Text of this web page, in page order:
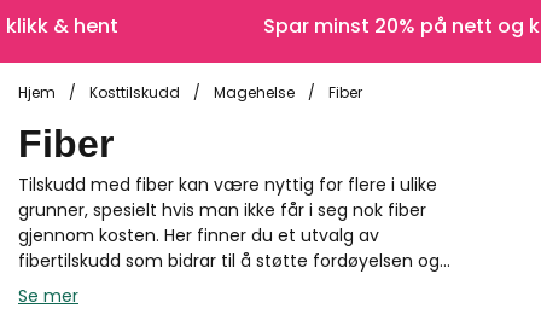
& hent Spar minst 20% på nett og
Hjem / Kosttilskudd / Magehelse / Fiber
Fiber
Tilskudd med fiber kan være nyttig for flere i ulike
grunner, spesielt hvis man ikke får i seg nok fiber
gjennom kosten. Her finner du et utvalg av
fibertilskudd som bidrar til å støtte fordøyelsen og...
Se mer